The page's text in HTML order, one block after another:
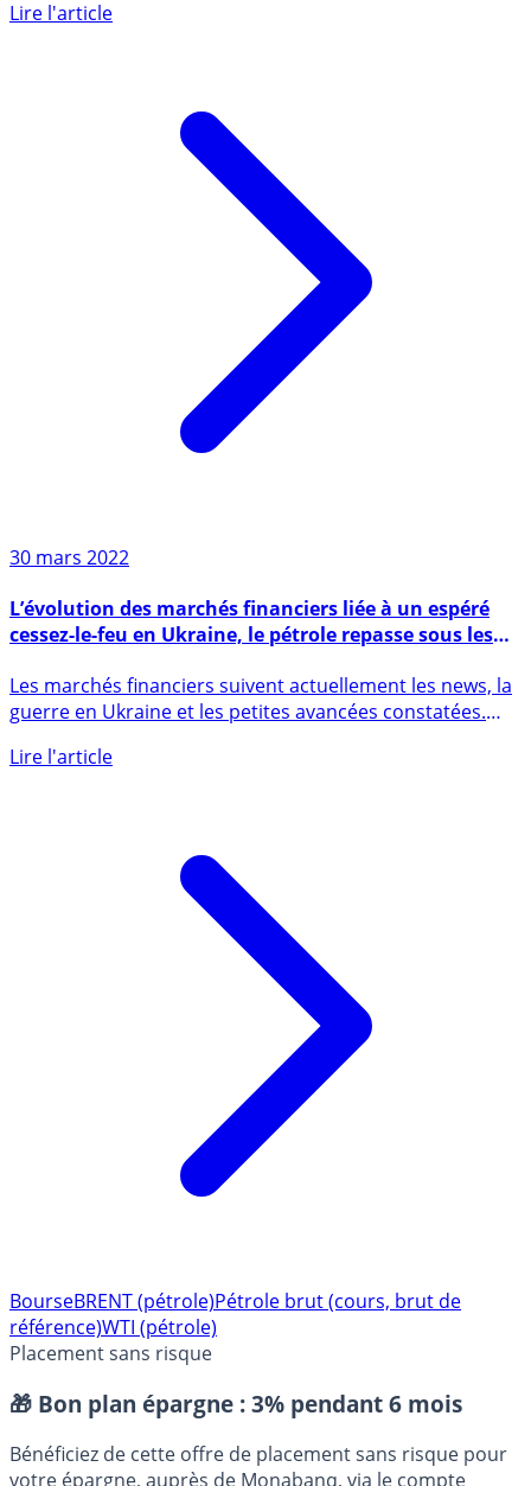
énergétique vis à vis de la Russie est trop forte, et
30 mars 2022
cessez-le-feu en Ukraine, le pétrole repasse sous les
100$, les chiffres américains ADP, PIB et rapport sur
guerre en Ukraine et les petites avancées constatées.
BourseBRENT (pétrole)
Placement sans risque
🎁 Bon plan épargne : 3% pendant 6 mois